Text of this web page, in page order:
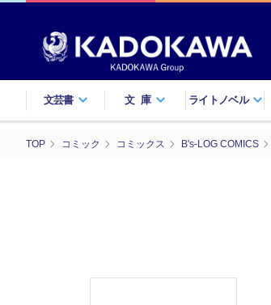
文芸書 文庫 ライトノベル
TOP コミック コミックス B's-LOG COMICS